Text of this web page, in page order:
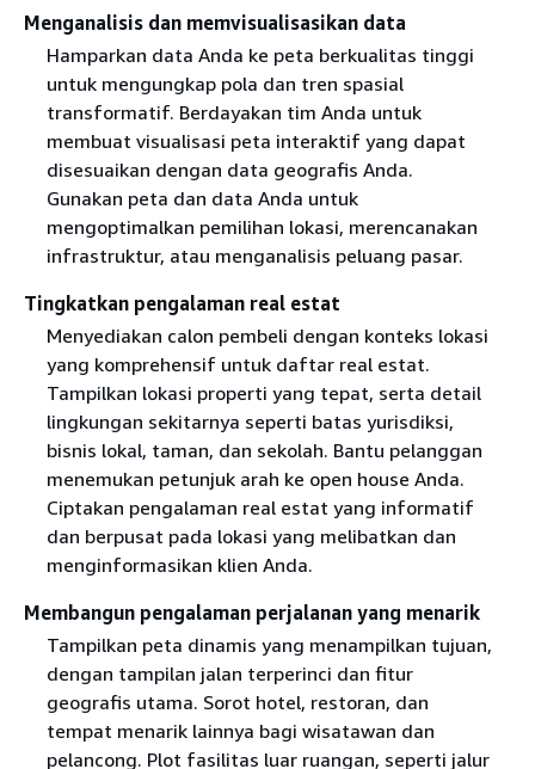
Menganalisis dan memvisualisasikan data
Hamparkan data Anda ke peta berkualitas tinggi
untuk mengungkap pola dan tren spasial
transformatif. Berdayakan tim Anda untuk
membuat visualisasi peta interaktif yang dapat
disesuaikan dengan data geografis Anda.
Gunakan peta dan data Anda untuk
mengoptimalkan pemilihan lokasi, merencanakan
infrastruktur, atau menganalisis peluang pasar.
Tingkatkan pengalaman real estat
Menyediakan calon pembeli dengan konteks lokasi
yang komprehensif untuk daftar real estat.
Tampilkan lokasi properti yang tepat, serta detail
lingkungan sekitarnya seperti batas yurisdiksi,
bisnis lokal, taman, dan sekolah. Bantu pelanggan
menemukan petunjuk arah ke open house Anda.
Ciptakan pengalaman real estat yang informatif
dan berpusat pada lokasi yang melibatkan dan
menginformasikan klien Anda.
Membangun pengalaman perjalanan yang menarik
Tampilkan peta dinamis yang menampilkan tujuan,
dengan tampilan jalan terperinci dan fitur
geografis utama. Sorot hotel, restoran, dan
tempat menarik lainnya bagi wisatawan dan
pelancong. Plot fasilitas luar ruangan, seperti jalur